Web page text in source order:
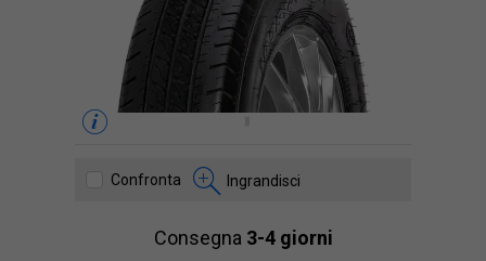
Confronta Ingrandisci
Consegna 3-4 giorni